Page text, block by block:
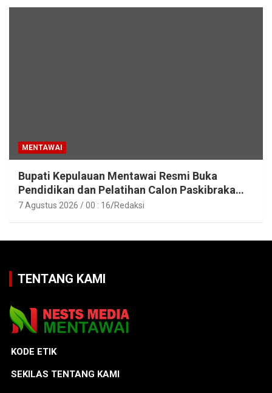
MENTAWAI
Bupati Kepulauan Mentawai Resmi Buka
Pendidikan dan Pelatihan Calon Paskibraka
Tahun 2026
7 Agustus 2026 / 00 : 16 Redaksi
TENTANG KAMI
KODE ETIK
SEKILAS TENTANG KAMI